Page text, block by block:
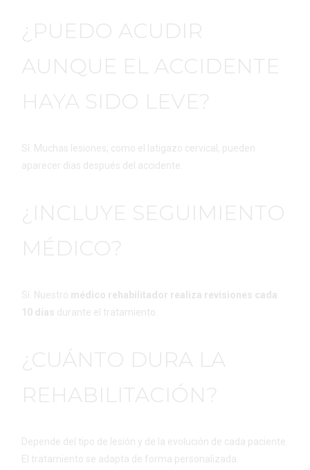
¿PUEDO ACUDIR
AUNQUE EL ACCIDENTE
HAYA SIDO LEVE?
Sí. Muchas lesiones, como el latigazo cervical, pueden
aparecer días después del accidente.
¿INCLUYE SEGUIMIENTO
MÉDICO?
Sí. Nuestro médico rehabilitador realiza revisiones cada
10 días durante el tratamiento.
¿CUÁNTO DURA LA
REHABILITACIÓN?
Depende del tipo de lesión y de la evolución de cada paciente.
El tratamiento se adapta de forma personalizada.